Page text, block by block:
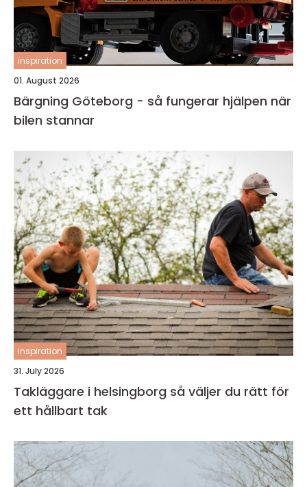
inspiration
01. August 2026
Bärgning Göteborg - så fungerar hjälpen när
bilen stannar
inspiration
31. July 2026
Takläggare i helsingborg så väljer du rätt för
ett hållbart tak